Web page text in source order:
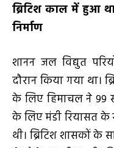
ब्रिटिश काल में हुआ
निर्माण
शानन जल विद्युत
दौरान किया गया था।
के लिए हिमाचल ने 99
के लिए मंडी रियासत के
थी। ब्रिटिश शासकों